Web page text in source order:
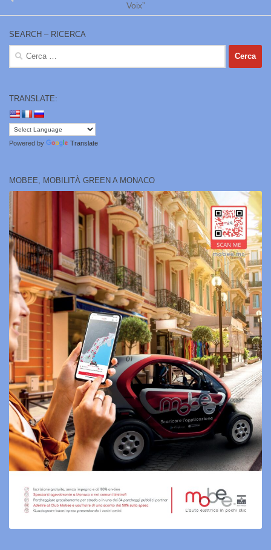
Voix”
SEARCH – RICERCA
Ricerca
TRANSLATE:
Powered by Translate
MOBEE, MOBILITÀ GREEN A MONACO